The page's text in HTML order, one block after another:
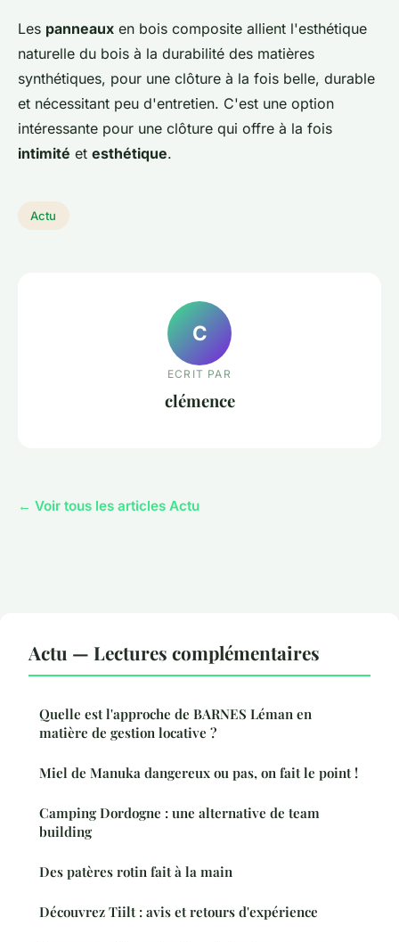
Les panneaux en bois composite allient l'esthétique
naturelle du bois à la durabilité des matières
synthétiques, pour une clôture à la fois belle, durable
et nécessitant peu d'entretien. C'est une option
intéressante pour une clôture qui offre à la fois
intimité et esthétique.
Actu
C
ECRIT PAR
clémence
← Voir tous les articles Actu
Actu — Lectures complémentaires
Quelle est l'approche de BARNES Léman en
matière de gestion locative ?
Miel de Manuka dangereux ou pas, on fait le point !
Camping Dordogne : une alternative de team
building
Des patères rotin fait à la main
Découvrez Tiilt : avis et retours d'expérience